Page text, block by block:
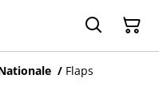
/ Flaps